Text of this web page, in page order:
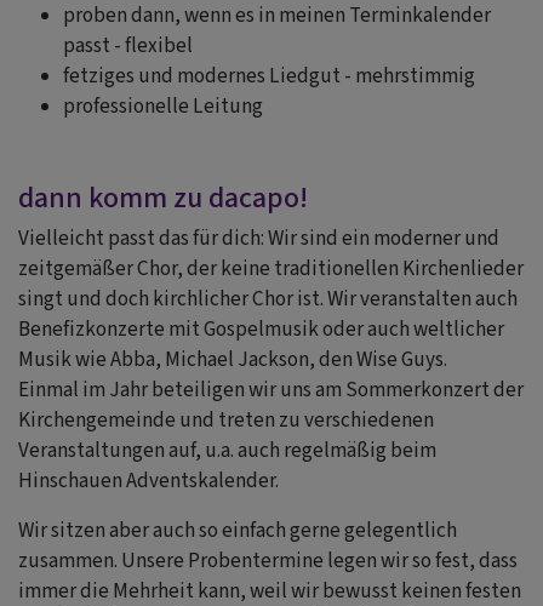
proben dann, wenn es in meinen Terminkalender
passt - flexibel
fetziges und modernes Liedgut - mehrstimmig
professionelle Leitung
dann komm zu dacapo!
Vielleicht passt das für dich: Wir sind ein moderner und
zeitgemäßer Chor, der keine traditionellen Kirchenlieder
singt und doch kirchlicher Chor ist. Wir veranstalten auch
Benefizkonzerte mit Gospelmusik oder auch weltlicher
Musik wie Abba, Michael Jackson, den Wise Guys.
Einmal im Jahr beteiligen wir uns am Sommerkonzert der
Kirchengemeinde und treten zu verschiedenen
Veranstaltungen auf, u.a. auch regelmäßig beim
Hinschauen Adventskalender.
Wir sitzen aber auch so einfach gerne gelegentlich
zusammen. Unsere Probentermine legen wir so fest, dass
immer die Mehrheit kann, weil wir bewusst keinen festen